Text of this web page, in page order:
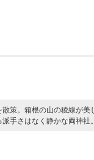
策。箱根の山の稜線が
手さはなく静かな両神社